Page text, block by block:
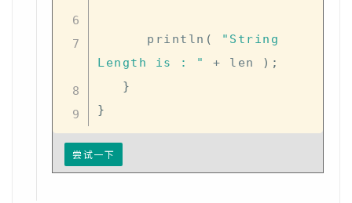
      println
(
"String
Length is : "
+ len ) ;
}
}
尝试一下